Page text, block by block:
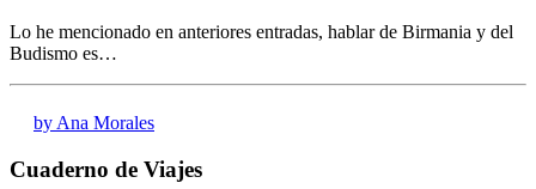
Lo he mencionado en anteriores entradas, hablar de Birmania y del
Budismo es…
by Ana Morales
Cuaderno de Viajes